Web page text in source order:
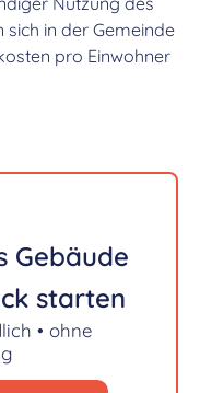
in der Gemeinde
pro Einwohner
Gebäude
starten
• ohne